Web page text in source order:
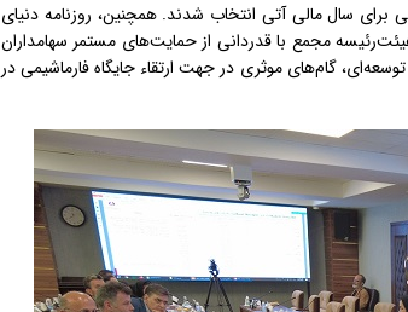
سال مالی آتی انتخاب شدند. همچنین، روزنامه‌ دنیای
مجمع با قدردانی از حمایت‌های مستمر سهامداران
گام‌های موثری در جهت ارتقاء جایگاه فارماشیمی در